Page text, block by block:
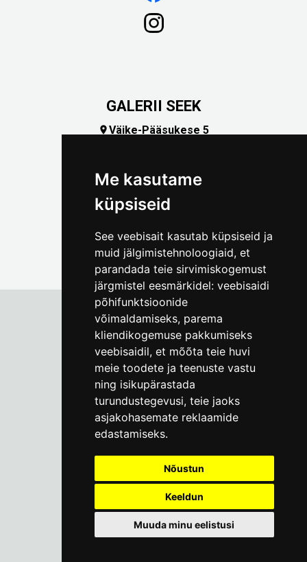
Me kasutame
küpsiseid
See veebisait kasutab küpsiseid ja
muid jälgimistehnoloogiaid, et
parandada teie sirvimiskogemust
järgmistel eesmärkidel: veebisaidi
põhifunktsioonide
võimaldamiseks, parema
kliendikogemuse pakkumiseks
veebisaidil, et mõõta teie huvi
meie toodete ja teenuste vastu
ning isikupärastada
turundustegevusi, teie jaoks
asjakohasemate reklaamide
edastamiseks.
Nõustun
Keeldun
Muuda minu eelistusi
GALERII SEEK
Väike-Pääsukese 5
Tallinna Linnamuuseum
Vene 17
E-R kell 9-17(+372) 610 4178
info@linnamuuseum.ee
Küpsisepoliitika